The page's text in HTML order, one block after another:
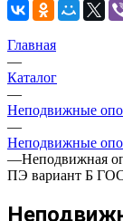
Главная
—
Каталог
—
Неподвижные
—
Неподвижные
—Неподвижная
ПЭ вариант Б